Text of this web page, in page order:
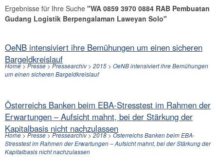
Ergebnisse für Ihre Suche "WA 0859 3970 0884 RAB Pembuatan
Gudang Logistik Berpengalaman Laweyan Solo"
OeNB intensiviert ihre Bemühungen um einen sicheren
Bargeldkreislauf
Home>Presse>Pressearchiv> 2015 > OeNB intensiviert ihre Bemühungen
um einen sicheren Bargeldkreislauf
Österreichs Banken beim EBA-Stresstest im Rahmen der
Erwartungen – Aufsicht mahnt, bei der Stärkung der
Kapitalbasis nicht nachzulassen
Home>Presse>Pressearchiv>2018>Österreichs Banken beim EBA-
Stresstest im Rahmen der Erwartungen – Aufsicht mahnt, bei der Stärkung der
Kapitalbasis nicht nachzulassen